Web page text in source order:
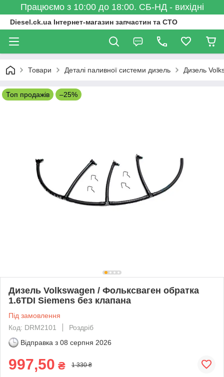
Працюємо з 10:00 до 18:00. СБ-НД - вихідні
Diesel.ck.ua Інтернет-магазин запчастин та СТО
Товари Деталі паливної системи дизель Дизель
Топ продажів –25%
Дизель Volkswagen / Фольксваген обратка
1.6TDI Siemens без клапана
Під замовлення
Код: DRM2101
Роздріб
Відправка з 08 серпня 2026
997,50 ₴ 1 330 ₴